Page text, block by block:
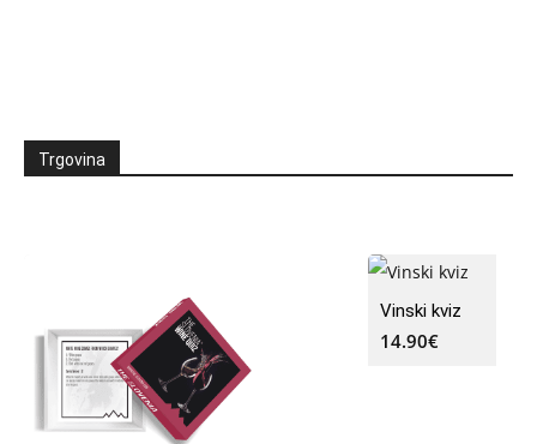
Trgovina
Vinski kviz
14.90€